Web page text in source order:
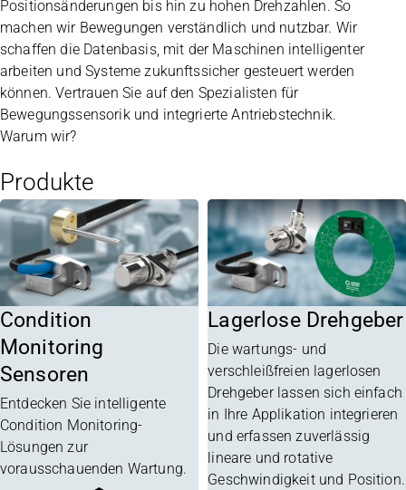
Positionsänderungen bis hin zu hohen Drehzahlen. So
machen wir Bewegungen verständlich und nutzbar. Wir
schaffen die Datenbasis, mit der Maschinen intelligenter
arbeiten und Systeme zukunftssicher gesteuert werden
können. Vertrauen Sie auf den Spezialisten für
Bewegungssensorik und integrierte Antriebstechnik.
Warum wir?
Produkte
Condition
Monitoring
Sensoren
Entdecken Sie intelligente
Condition Monitoring-
Lösungen zur
vorausschauenden Wartung.
Lagerlose Drehgeber
Die wartungs- und
verschleißfreien lagerlosen
Drehgeber lassen sich einfach
in Ihre Applikation integrieren
und erfassen zuverlässig
lineare und rotative
Geschwindigkeit und Position.